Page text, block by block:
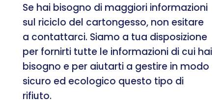
Se hai bisogno di maggiori informazioni
sul riciclo del cartongesso, non esitare
a contattarci. Siamo a tua disposizione
per fornirti tutte le informazioni di cui hai
bisogno e per aiutarti a gestire in modo
sicuro ed ecologico questo tipo di
rifiuto.